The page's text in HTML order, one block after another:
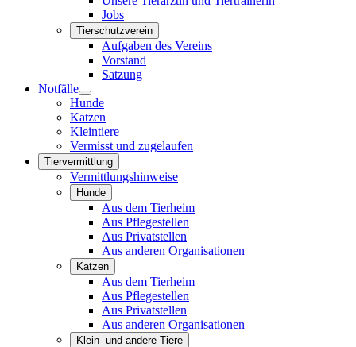
Jobs
Tierschutzverein
Aufgaben des Vereins
Vorstand
Satzung
Notfälle
Hunde
Katzen
Kleintiere
Vermisst und zugelaufen
Tiervermittlung
Vermittlungshinweise
Hunde
Aus dem Tierheim
Aus Pflegestellen
Aus Privatstellen
Aus anderen Organisationen
Katzen
Aus dem Tierheim
Aus Pflegestellen
Aus Privatstellen
Aus anderen Organisationen
Klein- und andere Tiere